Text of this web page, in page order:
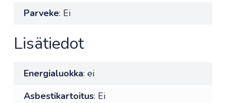
Parveke: Ei
Lisätiedot
Energialuokka: ei
Asbestikartoitus: Ei